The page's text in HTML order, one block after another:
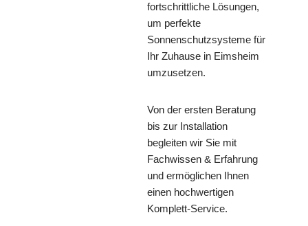
fortschrittliche Lösungen,
um perfekte
Sonnenschutzsysteme für
Ihr Zuhause in Eimsheim
umzusetzen.
Von der ersten Beratung
bis zur Installation
begleiten wir Sie mit
Fachwissen & Erfahrung
und ermöglichen Ihnen
einen hochwertigen
Komplett-Service.